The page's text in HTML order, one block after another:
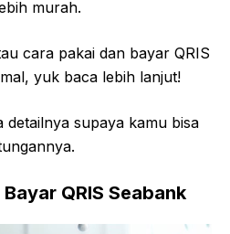
murah.
cara pakai dan bayar QRIS
yuk baca lebih lanjut!
detailnya supaya kamu bisa
QRIS Seabank